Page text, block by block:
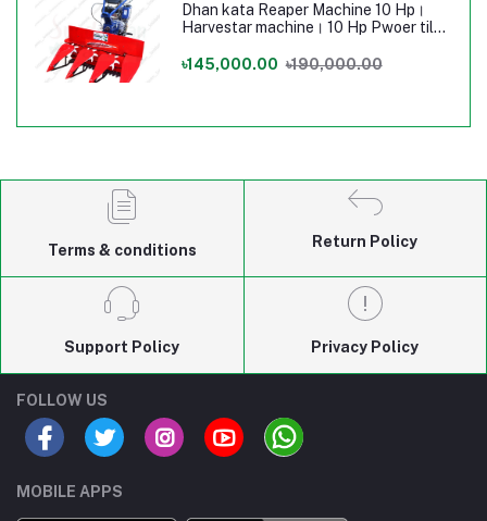
Dhan kata Reaper Machine 10 Hp।
Harvestar machine। 10 Hp Pwoer tilar
৳145,000.00 ৳190,000.00
Terms & conditions
Return Policy
Support Policy Privacy Policy
FOLLOW US
MOBILE APPS